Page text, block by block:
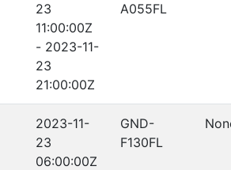
23
11:00:00Z
- 2023-11-
23
21:00:00Z
A055FL
2023-11-
23
06:00:00Z
GND-
F130FL